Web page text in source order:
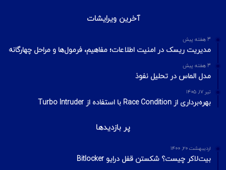
آخرین ویرایشات
3 هفته پیش
مدیریت ریسک در امنیت اطلاعات؛ مفاهیم، فرمول‌ها و مراحل چهارگانه
3 هفته پیش
مدل الماس در تحلیل نفوذ
تیر ۱۷, ۱۴۰۵
بهره‌برداری از Race Condition با استفاده از Turbo Intruder
پر بازدیدها
اردیبهشت ۲۰, ۱۴۰۰
بیت‌لاکر چیست؟ شکستن قفل درایو Bitlocker